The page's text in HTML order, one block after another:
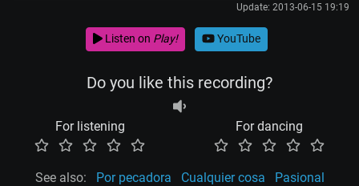
Update: 2013-06-15 19:19
Listen on Play! YouTube
Do you like this recording?
For listening For dancing
See also: Por pecadora Cualquier cosa Pasional